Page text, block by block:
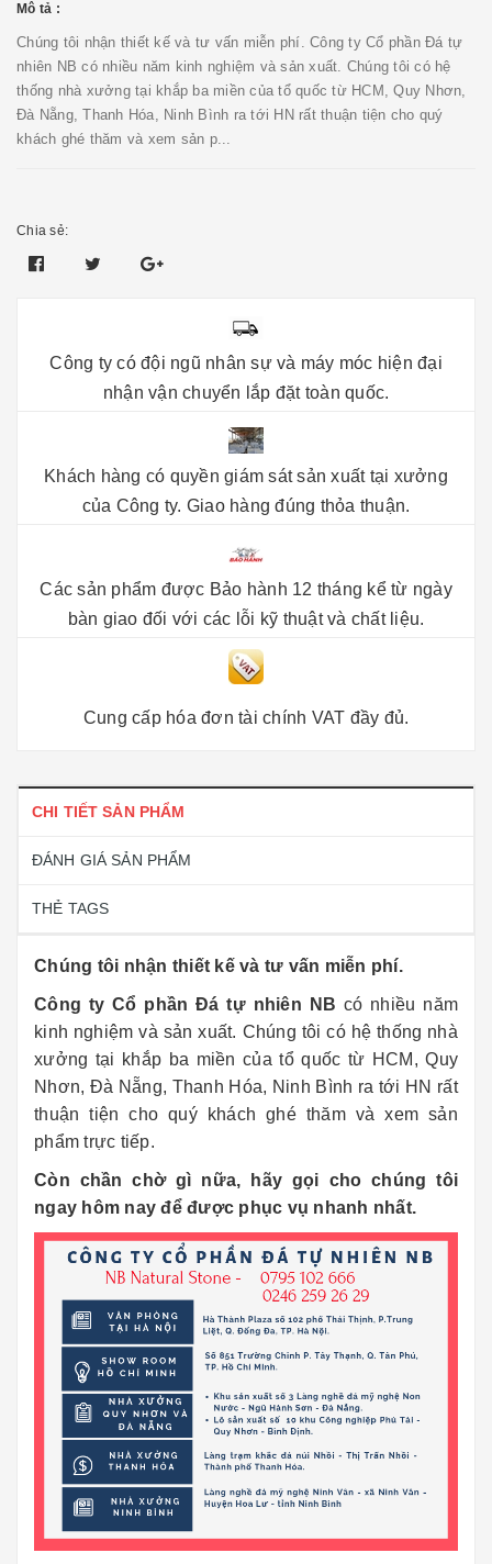
Mô tả :
Chúng tôi nhận thiết kế và tư vấn miễn phí. Công ty Cổ phần Đá tự
nhiên NB có nhiều năm kinh nghiệm và sản xuất. Chúng tôi có hệ
thống nhà xưởng tại khắp ba miền của tổ quốc từ HCM, Quy Nhơn,
Đà Nẵng, Thanh Hóa, Ninh Bình ra tới HN rất thuận tiện cho quý
khách ghé thăm và xem sản p...
Chia sẻ:
Công ty có đội ngũ nhân sự và máy móc hiện đại
nhận vận chuyển lắp đặt toàn quốc.
Khách hàng có quyền giám sát sản xuất tại xưởng
của Công ty. Giao hàng đúng thỏa thuận.
Các sản phẩm được Bảo hành 12 tháng kể từ ngày
bàn giao đối với các lỗi kỹ thuật và chất liệu.
Cung cấp hóa đơn tài chính VAT đầy đủ.
CHI TIẾT SẢN PHẨM
ĐÁNH GIÁ SẢN PHẨM
THẺ TAGS
Chúng tôi nhận thiết kế và tư vấn miễn phí.
Công ty Cổ phần Đá tự nhiên NB có nhiều năm
kinh nghiệm và sản xuất. Chúng tôi có hệ thống nhà
xưởng tại khắp ba miền của tổ quốc từ HCM, Quy
Nhơn, Đà Nẵng, Thanh Hóa, Ninh Bình ra tới HN rất
thuận tiện cho quý khách ghé thăm và xem sản
phẩm trực tiếp.
Còn chần chờ gì nữa, hãy gọi cho chúng tôi
ngay hôm nay để được phục vụ nhanh nhất.